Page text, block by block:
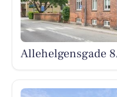
Allehelgensgade